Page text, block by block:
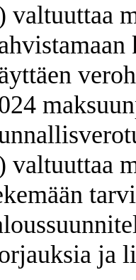
valtuuttaa
valtuuttaa
ja